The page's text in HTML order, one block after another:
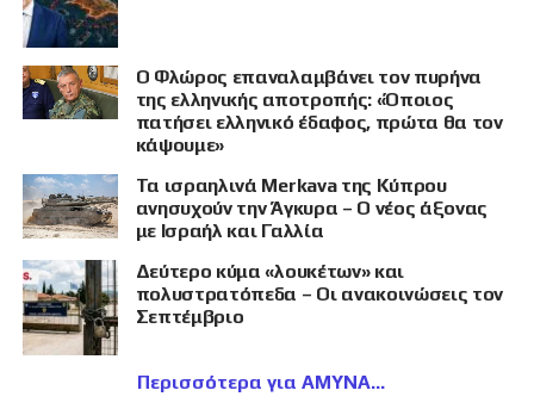
Ο Φλώρος επαναλαμβάνει τον πυρήνα
της ελληνικής αποτροπής: «Όποιος
πατήσει ελληνικό έδαφος, πρώτα θα τον
κάψουμε»
Τα ισραηλινά Merkava της Κύπρου
ανησυχούν την Άγκυρα – Ο νέος άξονας
με Ισραήλ και Γαλλία
Δεύτερο κύμα «λουκέτων» και
πολυστρατόπεδα – Οι ανακοινώσεις τον
Σεπτέμβριο
Περισσότερα για ΑΜΥΝΑ